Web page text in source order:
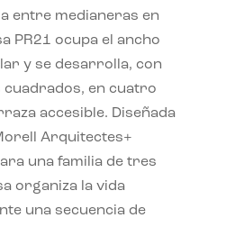
entre medianeras en
PR21 ocupa el ancho
y se desarrolla, con
en cuatro
accesible. Diseñada
Arquitectes+
una familia de tres
organiza la vida
una secuencia de